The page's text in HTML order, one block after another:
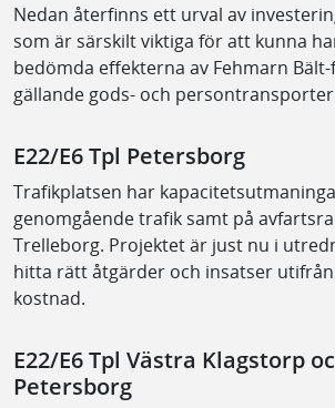
Nedan återfinns ett urval av
som är särskilt viktiga för att kunna
bedömda effekterna av Fehmarn
gällande gods- och persontransporter
E22/E6 Tpl Petersborg
Trafikplatsen har
genomgående trafik samt på
Trelleborg. Projektet är just nu i
hitta rätt åtgärder och insatser
kostnad.
E22/E6 Tpl Västra Klagstorp
Petersborg